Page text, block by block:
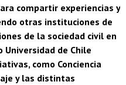
compartir experiencias y
otras instituciones de
de la sociedad civil en
de Chile
como Conciencia
y las distintas